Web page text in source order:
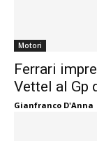
Motori
Ferrari
Vettel al Gp
Gianfranco D'Anna